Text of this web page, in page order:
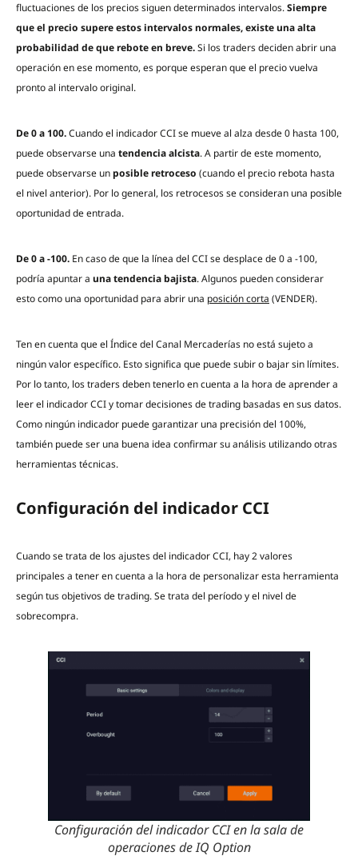
fluctuaciones de los precios siguen determinados intervalos.Siempre
que el precio supere estos intervalos normales, existe una alta
probabilidad de que rebote en breve.Si los traders deciden abrir una
operación en ese momento, es porque esperan que el precio vuelva
pronto al intervalo original.
De 0 a 100.Cuando el indicador CCI se mueve al alza desde 0 hasta 100,
puede observarse una tendencia alcista. A partir de este momento,
puede observarse unposible retroceso (cuando el precio rebota hasta
el nivel anterior). Por lo general, los retrocesos se consideran una posible
oportunidad de entrada.
De 0 a -100. En caso de que la línea del CCI se desplace de 0 a -100,
podría apuntar a una tendencia bajista. Algunos pueden considerar
esto como una oportunidad para abrir una posición corta (VENDER).
Ten en cuenta que el Índice del Canal Mercaderías no está sujeto a
ningún valor específico. Esto significa que puede subir o bajar sin límites.
Por lo tanto, los traders deben tenerlo en cuenta a la hora de aprender a
leer el indicador CCI y tomar decisiones de trading basadas en sus datos.
Como ningún indicador puede garantizar una precisión del 100%,
también puede ser una buena idea confirmar su análisis utilizando otras
herramientas técnicas.
Configuración del indicador CCI
Cuando se trata de los ajustes del indicador CCI, hay 2 valores
principales a tener en cuenta a la hora de personalizar esta herramienta
según tus objetivos de trading. Se trata del período y el nivel de
sobrecompra.
Configuración del indicador CCI en la sala de
operaciones de IQ Option